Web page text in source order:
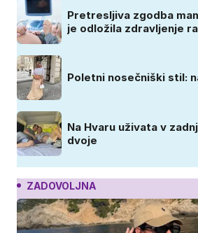
Pretresljiva zgodba
je odložila zdravljenje
Poletni nosečniški stil:
Na Hvaru uživata v
dvoje
ZADOVOLJNA